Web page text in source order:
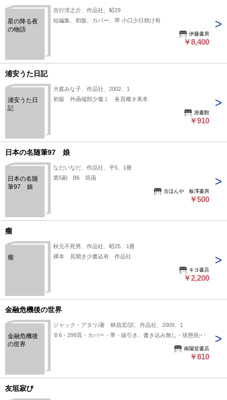
星の降る夜
の物語
吉行淳之介、作品社、昭29
短編集、初版、カバー、帯 小口少日焼け有
伊藤書房
￥8,400
浦安うた日記
浦安うた日
記
大庭みな子、作品社、2002、1
初版 外函端部少傷ミ 各頁概ネ美本
游書館
￥910
日本の名随筆97 娘
日本の名随
筆97 娘
なだいなだ、作品社、平5、1冊
第5刷 B6 筒函
古ほんや 板澤書房
￥500
瘤
瘤
秋元不死男、作品社、昭25、1冊
裸本 見開き少書込有 作品社
キヨ書店
￥2,200
金融危機後の世界
金融危機後
の世界
ジャック・アタリ/著 林昌宏/訳、作品社、2009、1
Ｂ6・298頁・カバー・帯・線引き、書き込み無し・状態良好
南陽堂書店
￥810
友垣寂び